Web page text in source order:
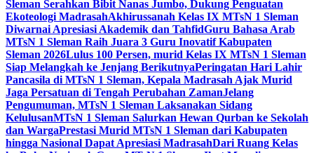
Sleman Serahkan Bibit Nanas Jumbo, Dukung Penguatan
Ekoteologi MadrasahAkhirussanah Kelas IX MTsN 1 Sleman
Diwarnai Apresiasi Akademik dan TahfidGuru Bahasa Arab
MTsN 1 Sleman Raih Juara 3 Guru Inovatif Kabupaten
Sleman 2026Lulus 100 Persen, murid Kelas IX MTsN 1 Sleman
Siap Melangkah ke Jenjang BerikutnyaPeringatan Hari Lahir
Pancasila di MTsN 1 Sleman, Kepala Madrasah Ajak Murid
Jaga Persatuan di Tengah Perubahan ZamanJelang
Pengumuman, MTsN 1 Sleman Laksanakan Sidang
KelulusanMTsN 1 Sleman Salurkan Hewan Qurban ke Sekolah
dan WargaPrestasi Murid MTsN 1 Sleman dari Kabupaten
hingga Nasional Dapat Apresiasi MadrasahDari Ruang Kelas